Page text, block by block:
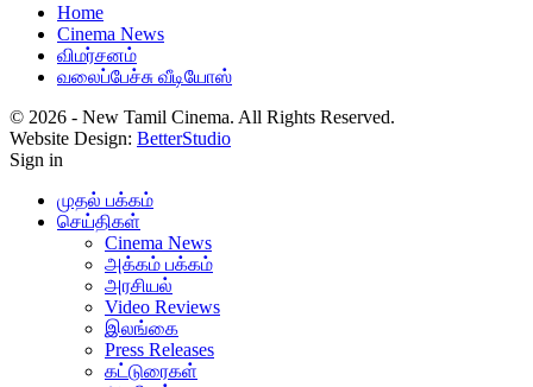
Home
Cinema News
விமர்சனம்
வலைப்பேச்சு வீடியோஸ்
© 2026 - New Tamil Cinema. All Rights Reserved.
Website Design: BetterStudio
Sign in
முதல் பக்கம்
செய்திகள்
Cinema News
அக்கம் பக்கம்
அரசியல்
Video Reviews
இலங்கை
Press Releases
கட்டுரைகள்